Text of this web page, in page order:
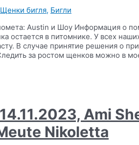
Щенки бигля, Бигли
Austin и Шоу Информация о
остается в питомнике. У всех
В случае принятие решения о
за ростом щенков можно в
Ami
Nikoletta